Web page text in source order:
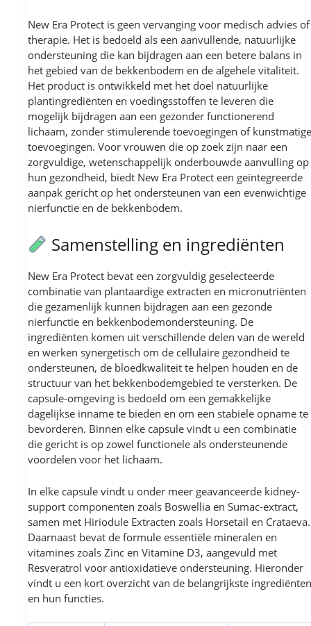
New Era Protect is geen vervanging voor medisch advies of
therapie. Het is bedoeld als een aanvullende, natuurlijke
ondersteuning die kan bijdragen aan een betere balans in
het gebied van de bekkenbodem en de algehele vitaliteit.
Het product is ontwikkeld met het doel natuurlijke
plantingrediënten en voedingsstoffen te leveren die
mogelijk bijdragen aan een gezonder functionerend
lichaam, zonder stimulerende toevoegingen of kunstmatige
toevoegingen. Voor vrouwen die op zoek zijn naar een
zorgvuldige, wetenschappelijk onderbouwde aanvulling op
hun gezondheid, biedt New Era Protect een geïntegreerde
aanpak gericht op het ondersteunen van een evenwichtige
nierfunctie en de bekkenbodem.
Samenstelling en ingrediënten
New Era Protect bevat een zorgvuldig geselecteerde
combinatie van plantaardige extracten en micronutriënten
die gezamenlijk kunnen bijdragen aan een gezonde
nierfunctie en bekkenbodemondersteuning. De
ingrediënten komen uit verschillende delen van de wereld
en werken synergetisch om de cellulaire gezondheid te
ondersteunen, de bloedkwaliteit te helpen houden en de
structuur van het bekkenbodemgebied te versterken. De
capsule-omgeving is bedoeld om een gemakkelijke
dagelijkse inname te bieden en om een stabiele opname te
bevorderen. Binnen elke capsule vindt u een combinatie
die gericht is op zowel functionele als ondersteunende
voordelen voor het lichaam.
In elke capsule vindt u onder meer geavanceerde kidney-
support componenten zoals Boswellia en Sumac-extract,
samen met Hiriodule Extracten zoals Horsetail en Crataeva.
Daarnaast bevat de formule essentiële mineralen en
vitamines zoals Zinc en Vitamine D3, aangevuld met
Resveratrol voor antioxidatieve ondersteuning. Hieronder
vindt u een kort overzicht van de belangrijkste ingrediënten
en hun functies.